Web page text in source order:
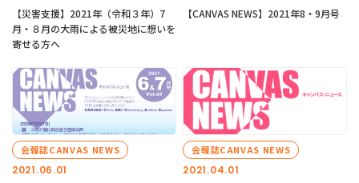
【災害支援】2021年（令和３年）7
月・８月の大雨による被災地に想いを
寄せる方へ
【CANVAS NEWS】2021年8・9月号
2021.06.01
会報誌CANVAS NEWS
2021.04.01
会報誌CANVAS NEWS